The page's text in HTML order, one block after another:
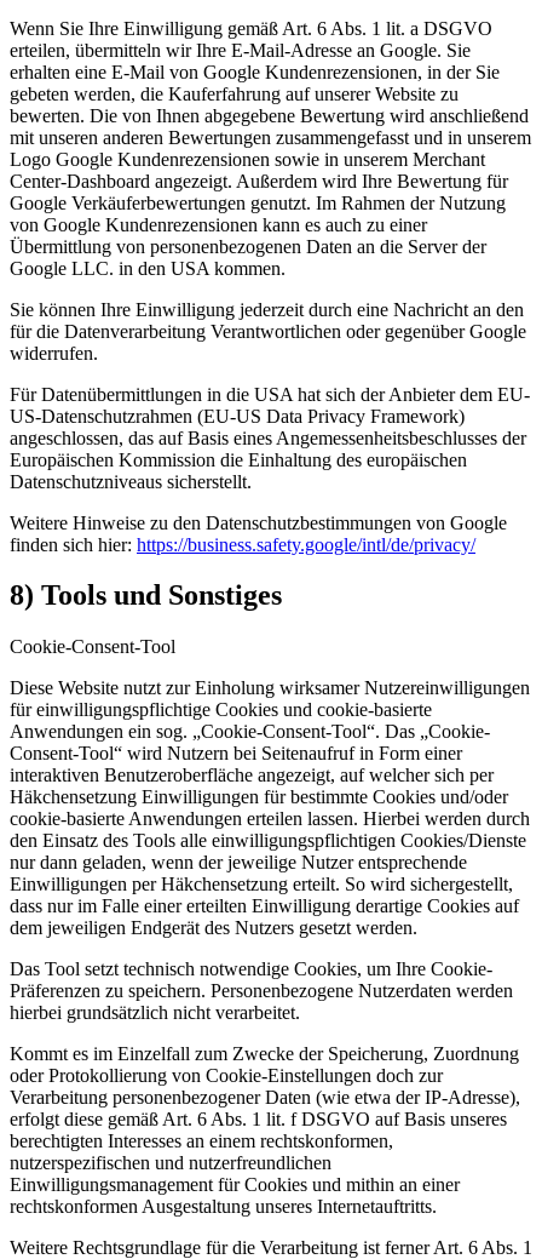
Wenn Sie Ihre Einwilligung gemäß Art. 6 Abs. 1 lit. a DSGVO
erteilen, übermitteln wir Ihre E-Mail-Adresse an Google. Sie
erhalten eine E-Mail von Google Kundenrezensionen, in der Sie
gebeten werden, die Kauferfahrung auf unserer Website zu
bewerten. Die von Ihnen abgegebene Bewertung wird anschließend
mit unseren anderen Bewertungen zusammengefasst und in unserem
Logo Google Kundenrezensionen sowie in unserem Merchant
Center-Dashboard angezeigt. Außerdem wird Ihre Bewertung für
Google Verkäuferbewertungen genutzt. Im Rahmen der Nutzung
von Google Kundenrezensionen kann es auch zu einer
Übermittlung von personenbezogenen Daten an die Server der
Google LLC. in den USA kommen.
Sie können Ihre Einwilligung jederzeit durch eine Nachricht an den
für die Datenverarbeitung Verantwortlichen oder gegenüber Google
widerrufen.
Für Datenübermittlungen in die USA hat sich der Anbieter dem EU-
US-Datenschutzrahmen (EU-US Data Privacy Framework)
angeschlossen, das auf Basis eines Angemessenheitsbeschlusses der
Europäischen Kommission die Einhaltung des europäischen
Datenschutzniveaus sicherstellt.
Weitere Hinweise zu den Datenschutzbestimmungen von Google
finden sich hier: https://business.safety.google/intl/de/privacy/
8) Tools und Sonstiges
Cookie-Consent-Tool
Diese Website nutzt zur Einholung wirksamer Nutzereinwilligungen
für einwilligungspflichtige Cookies und cookie-basierte
Anwendungen ein sog. „Cookie-Consent-Tool“. Das „Cookie-
Consent-Tool“ wird Nutzern bei Seitenaufruf in Form einer
interaktiven Benutzeroberfläche angezeigt, auf welcher sich per
Häkchensetzung Einwilligungen für bestimmte Cookies und/oder
cookie-basierte Anwendungen erteilen lassen. Hierbei werden durch
den Einsatz des Tools alle einwilligungspflichtigen Cookies/Dienste
nur dann geladen, wenn der jeweilige Nutzer entsprechende
Einwilligungen per Häkchensetzung erteilt. So wird sichergestellt,
dass nur im Falle einer erteilten Einwilligung derartige Cookies auf
dem jeweiligen Endgerät des Nutzers gesetzt werden.
Das Tool setzt technisch notwendige Cookies, um Ihre Cookie-
Präferenzen zu speichern. Personenbezogene Nutzerdaten werden
hierbei grundsätzlich nicht verarbeitet.
Kommt es im Einzelfall zum Zwecke der Speicherung, Zuordnung
oder Protokollierung von Cookie-Einstellungen doch zur
Verarbeitung personenbezogener Daten (wie etwa der IP-Adresse),
erfolgt diese gemäß Art. 6 Abs. 1 lit. f DSGVO auf Basis unseres
berechtigten Interesses an einem rechtskonformen,
nutzerspezifischen und nutzerfreundlichen
Einwilligungsmanagement für Cookies und mithin an einer
rechtskonformen Ausgestaltung unseres Internetauftritts.
Weitere Rechtsgrundlage für die Verarbeitung ist ferner Art. 6 Abs. 1